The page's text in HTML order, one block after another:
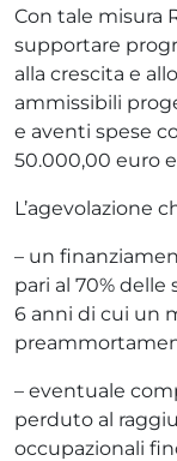
Con tale misura
supportare
alla crescita e
ammissibili
e aventi spese
50.000,00 euro
L’agevolazione
– un
pari al 70% delle
6 anni di cui un
– eventuale
perduto al
occupazionali